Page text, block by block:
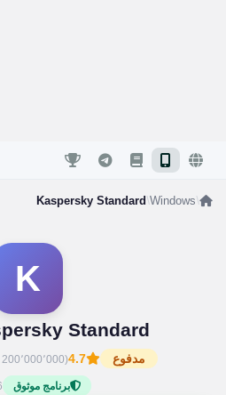
/
Windows
/
Kaspersky Standard
K
Standard
مدفوع
4.7(200٬000٬000
برنامج موثوق